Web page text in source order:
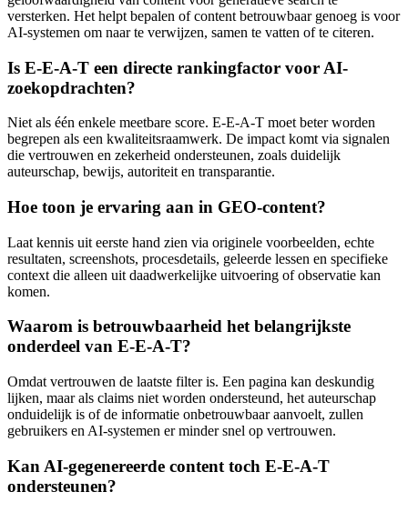
versterken. Het helpt bepalen of content betrouwbaar genoeg is voor
AI-systemen om naar te verwijzen, samen te vatten of te citeren.
Is E-E-A-T een directe rankingfactor voor AI-
zoekopdrachten?
Niet als één enkele meetbare score. E-E-A-T moet beter worden
begrepen als een kwaliteitsraamwerk. De impact komt via signalen
die vertrouwen en zekerheid ondersteunen, zoals duidelijk
auteurschap, bewijs, autoriteit en transparantie.
Hoe toon je ervaring aan in GEO-content?
Laat kennis uit eerste hand zien via originele voorbeelden, echte
resultaten, screenshots, procesdetails, geleerde lessen en specifieke
context die alleen uit daadwerkelijke uitvoering of observatie kan
komen.
Waarom is betrouwbaarheid het belangrijkste
onderdeel van E-E-A-T?
Omdat vertrouwen de laatste filter is. Een pagina kan deskundig
lijken, maar als claims niet worden ondersteund, het auteurschap
onduidelijk is of de informatie onbetrouwbaar aanvoelt, zullen
gebruikers en AI-systemen er minder snel op vertrouwen.
Kan AI-gegenereerde content toch E-E-A-T
ondersteunen?